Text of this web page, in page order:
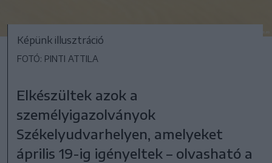
Képünk illusztráció
FOTÓ: PINTI ATTILA
Elkészültek azok a
személyigazolványok
Székelyudvarhelyen, amelyeket
április 19-ig igényeltek – olvasható a